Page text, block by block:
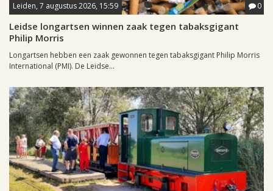
Leiden, 7 augustus 2026, 15:59 0
Leidse longartsen winnen zaak tegen tabaksgigant
Philip Morris
Longartsen hebben een zaak gewonnen tegen tabaksgigant Philip Morris
International (PMI). De Leidse...